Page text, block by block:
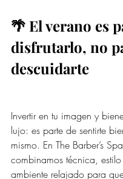
🌴 El verano es
disfrutarlo, no
descuidarte
Invertir en tu imagen y
lujo: es parte de sentirte
mismo. En The Barber’s
combinamos técnica,
ambiente relajado para